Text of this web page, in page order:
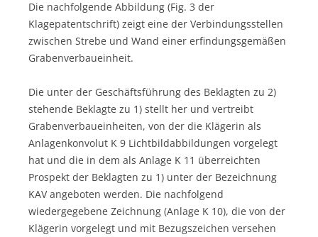
Die nachfolgende Abbildung (Fig. 3 der
Klagepatentschrift) zeigt eine der Verbindungsstellen
zwischen Strebe und Wand einer erfindungsgemäßen
Grabenverbaueinheit.
Die unter der Geschäftsführung des Beklagten zu 2)
stehende Beklagte zu 1) stellt her und vertreibt
Grabenverbaueinheiten, von der die Klägerin als
Anlagenkonvolut K 9 Lichtbildabbildungen vorgelegt
hat und die in dem als Anlage K 11 überreichten
Prospekt der Beklagten zu 1) unter der Bezeichnung
KAV angeboten werden. Die nachfolgend
wiedergegebene Zeichnung (Anlage K 10), die von der
Klägerin vorgelegt und mit Bezugszeichen versehen